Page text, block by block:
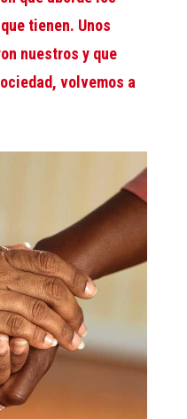
tienen. Unos
nuestros y que
volvemos a